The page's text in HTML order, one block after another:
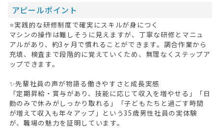
アピールポイント
⭐実践的な研修制度で確実にスキルが身につく
マシンの操作は難しそうに見えますが、丁寧な研修とマニュ
アルがあり、約3ヶ月で慣れることができます。調合作業から
充填、検査まで段階的に覚えていくため、無理なくステップア
ップできます。
✨先輩社員の声が物語る働きやすさと成長実感
「定期昇給・賞与があり、技能に応じて収入を増やせる」「日
勤のみで休みがしっかり取れる」「子どもたちと過ごす時間
が増えて収入も年々アップ」という35歳男性社員の実体験
が、職場の魅力を証明しています。